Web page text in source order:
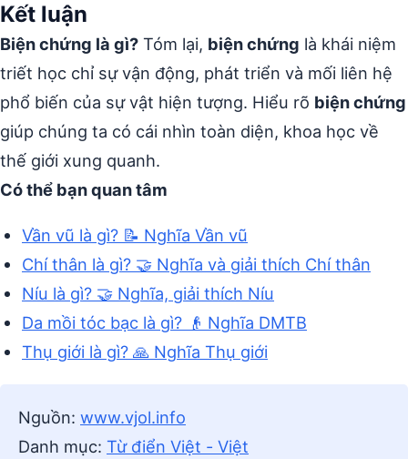
Kết luận
Biện chứng là gì? Tóm lại, biện chứng là khái niệm
triết học chỉ sự vận động, phát triển và mối liên hệ
phổ biến của sự vật hiện tượng. Hiểu rõ biện chứng
giúp chúng ta có cái nhìn toàn diện, khoa học về
thế giới xung quanh.
Có thể bạn quan tâm
Vần vũ là gì? 📝 Nghĩa Vần vũ
Chí thân là gì? 🤝 Nghĩa và giải thích Chí thân
Níu là gì? 🤝 Nghĩa, giải thích Níu
Da mồi tóc bạc là gì? 👴 Nghĩa DMTB
Thụ giới là gì? 🙏 Nghĩa Thụ giới
Nguồn: www.vjol.info
Danh mục: Từ điển Việt - Việt